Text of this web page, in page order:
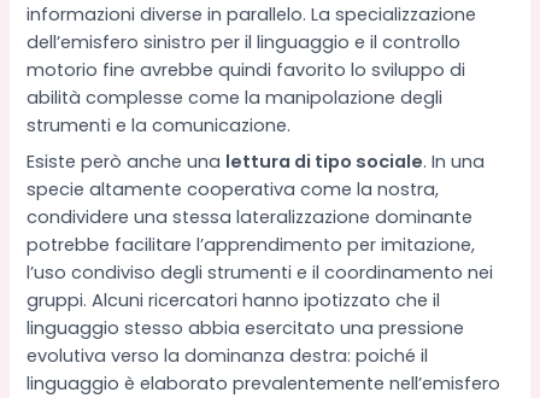
informazioni diverse in parallelo. La specializzazione
dell’emisfero sinistro per il linguaggio e il controllo
motorio fine avrebbe quindi favorito lo sviluppo di
abilità complesse come la manipolazione degli
strumenti e la comunicazione.
Esiste però anche una lettura di tipo sociale. In una
specie altamente cooperativa come la nostra,
condividere una stessa lateralizzazione dominante
potrebbe facilitare l’apprendimento per imitazione,
l’uso condiviso degli strumenti e il coordinamento nei
gruppi. Alcuni ricercatori hanno ipotizzato che il
linguaggio stesso abbia esercitato una pressione
evolutiva verso la dominanza destra: poiché il
linguaggio è elaborato prevalentemente nell’emisfero